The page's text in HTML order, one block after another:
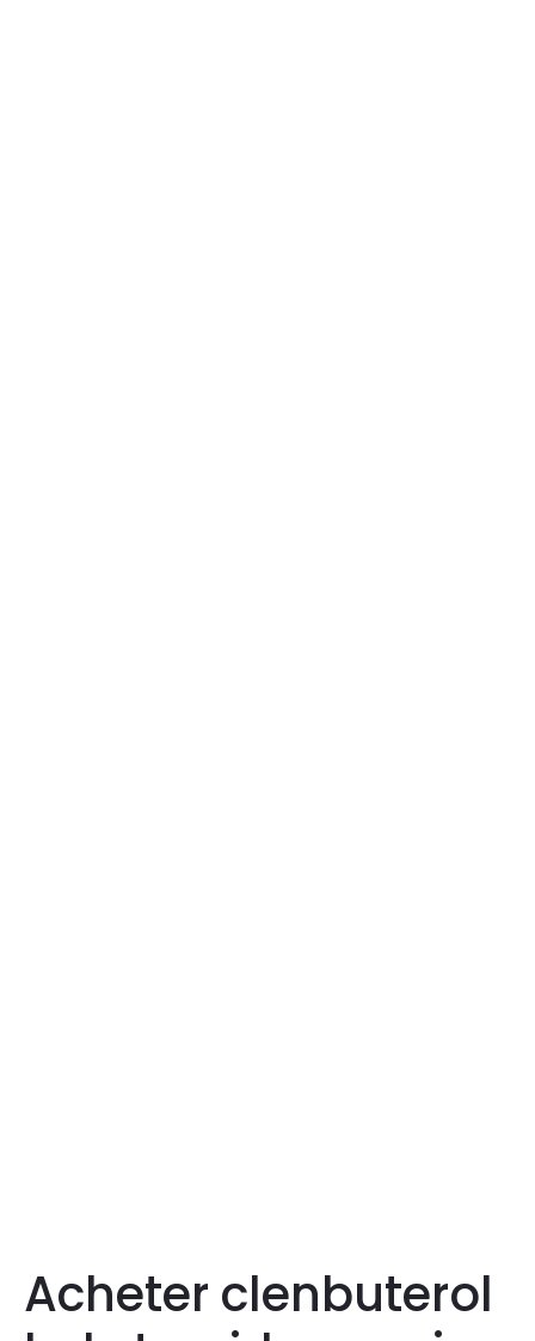
Acheter clenbuterol